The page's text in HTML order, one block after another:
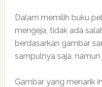
Dalam memilih buku
mengeja, tidak ada
berdasarkan gambar
sampulnya saja,
Gambar yang menarik